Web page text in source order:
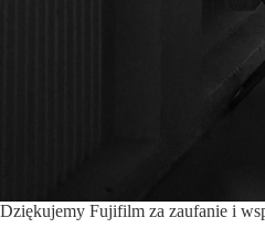
Dziękujemy Fujifilm za zaufanie i